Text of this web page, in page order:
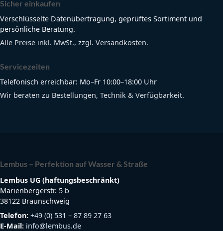
Sicher einkaufen
Verschlüsselte Datenübertragung, geprüftes Sortiment und
persönliche Beratung.
Alle Preise inkl. MwSt., zzgl. Versandkosten.
Servicezeiten
Telefonisch erreichbar: Mo–Fr 10:00–18:00 Uhr
Wir beraten zu Bestellungen, Technik & Verfügbarkeit.
Lembus – Perfektion auf Wasser & Straße
Lembus UG (haftungsbeschränkt)
Marienbergerstr. 5 b
38122 Braunschweig
Telefon: +49 (0) 531 – 87 89 27 63
E-Mail: info@lembus.de